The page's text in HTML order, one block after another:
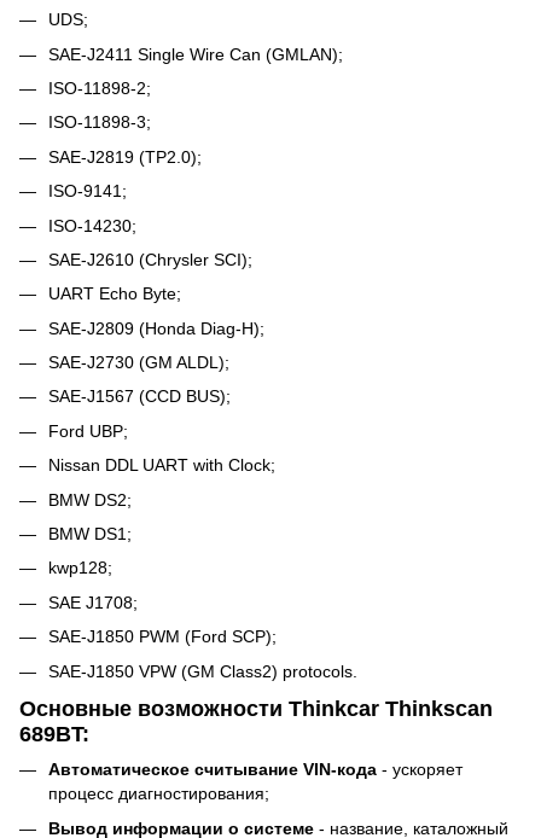
UDS;
SAE-J2411 Single Wire Can (GMLAN);
ISO-11898-2;
ISO-11898-3;
SAE-J2819 (TP2.0);
ISO-9141;
ISO-14230;
SAE-J2610 (Chrysler SCI);
UART Echo Byte;
SAE-J2809 (Honda Diag-H);
SAE-J2730 (GM ALDL);
SAE-J1567 (CCD BUS);
Ford UBP;
Nissan DDL UART with Clock;
BMW DS2;
BMW DS1;
kwp128;
SAE J1708;
SAE-J1850 PWM (Ford SCP);
SAE-J1850 VPW (GM Class2) protocols.
Основные возможности Thinkcar Thinkscan
689BT:
Автоматическое считывание VIN-кода - ускоряет
процесс диагностирования;
Вывод информации о системе - название, каталожный